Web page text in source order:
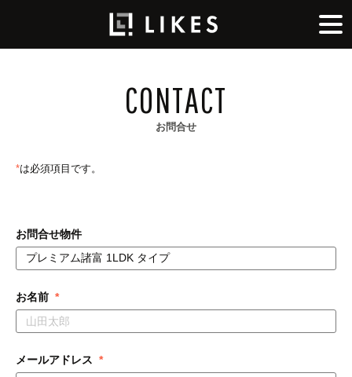
CONTACT
お問合せ
*は必須項目です。
お問合せ物件
お名前
メールアドレス